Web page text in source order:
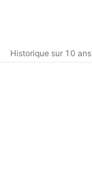
Historique sur 10 ans